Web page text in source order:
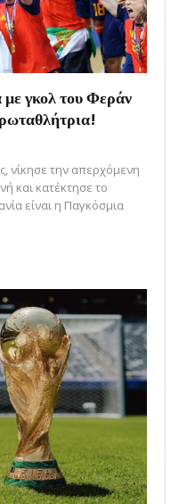
γκολ του Φεράν
νίκησε την απερχόμενη
και κατέκτησε το
είναι η Παγκόσμια